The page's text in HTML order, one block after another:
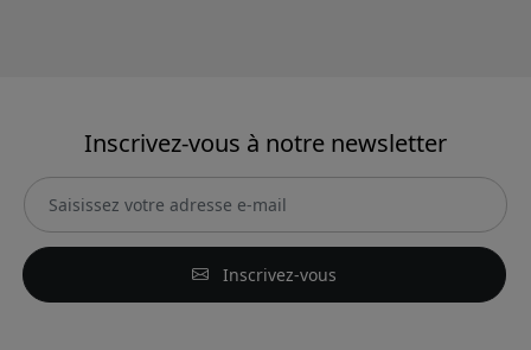
Inscrivez-vous à notre newsletter
Inscrivez-vous